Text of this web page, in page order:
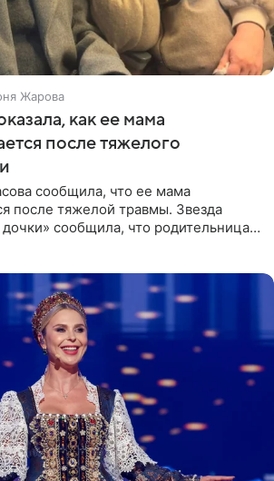
Жарова
как ее мама
после тяжелого
сообщила, что ее мама
после тяжелой травмы. Звезда
сообщила, что родительница